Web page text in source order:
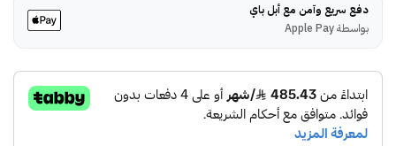
دفع سريع وآمن مع أبل باي
بواسطة Apple Pay